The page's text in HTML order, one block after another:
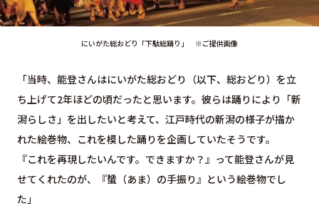
にいがた総おどり「下駄総踊り」 ※ご提供画像
「当時、能登さんはにいがた総おどり（以下、総おどり）を立
ち上げて2年ほどの頃だったと思います。彼らは踊りにより「新
潟らしさ」を出したいと考えて、江戸時代の新潟の様子が描か
れた絵巻物、これを模した踊りを企画していたそうです。
『これを再現したいんです。できますか？』って能登さんが見
せてくれたのが、『蜑（あま）の手振り』という絵巻物でし
た」